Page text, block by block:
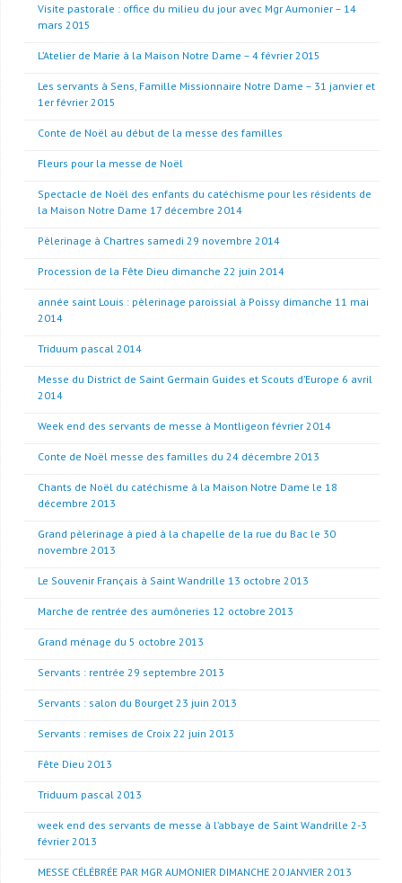
Visite pastorale : office du milieu du jour avec Mgr Aumonier – 14
mars 2015
L’Atelier de Marie à la Maison Notre Dame – 4 février 2015
Les servants à Sens, Famille Missionnaire Notre Dame – 31 janvier et
1er février 2015
Conte de Noël au début de la messe des familles
Fleurs pour la messe de Noël
Spectacle de Noël des enfants du catéchisme pour les résidents de
la Maison Notre Dame 17 décembre 2014
Pèlerinage à Chartres samedi 29 novembre 2014
Procession de la Fête Dieu dimanche 22 juin 2014
année saint Louis : pèlerinage paroissial à Poissy dimanche 11 mai
2014
Triduum pascal 2014
Messe du District de Saint Germain Guides et Scouts d’Europe 6 avril
2014
Week end des servants de messe à Montligeon février 2014
Conte de Noël messe des familles du 24 décembre 2013
Chants de Noël du catéchisme à la Maison Notre Dame le 18
décembre 2013
Grand pèlerinage à pied à la chapelle de la rue du Bac le 30
novembre 2013
Le Souvenir Français à Saint Wandrille 13 octobre 2013
Marche de rentrée des aumôneries 12 octobre 2013
Grand ménage du 5 octobre 2013
Servants : rentrée 29 septembre 2013
Servants : salon du Bourget 23 juin 2013
Servants : remises de Croix 22 juin 2013
Fête Dieu 2013
Triduum pascal 2013
week end des servants de messe à l’abbaye de Saint Wandrille 2-3
février 2013
MESSE CÉLÉBRÉE PAR MGR AUMONIER DIMANCHE 20 JANVIER 2013